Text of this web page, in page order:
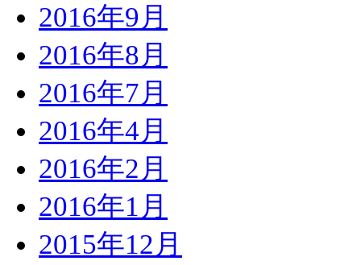
2016年9月
2016年8月
2016年7月
2016年4月
2016年2月
2016年1月
2015年12月